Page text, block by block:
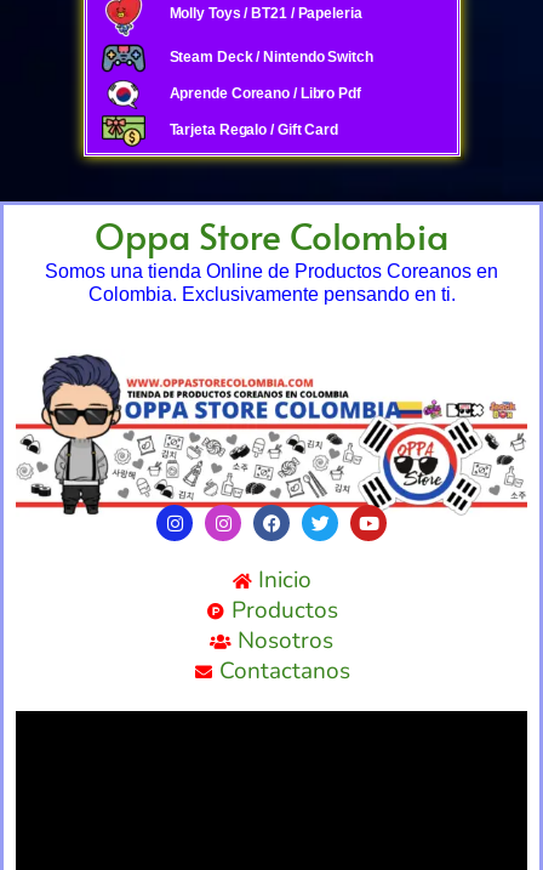
Molly Toys / BT21 / Papeleria
Steam Deck / Nintendo Switch
Aprende Coreano / Libro Pdf
Tarjeta Regalo / Gift Card
Oppa Store Colombia
Somos una tienda Online de Productos Coreanos en
Colombia. Exclusivamente pensando en ti.
Inicio
Productos
Nosotros
Contactanos